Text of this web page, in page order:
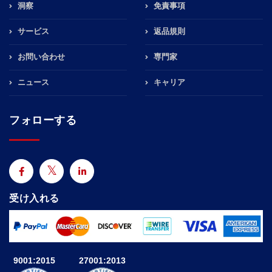
洞察
サービス
お問い合わせ
ニュース
免責事項
返品規則
専門家
キャリア
フォローする
受け入れる
9001:2015 27001:2013